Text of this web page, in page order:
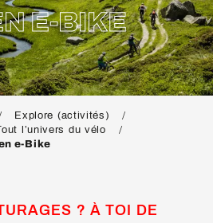
E-BIKE
Explore (activités)
l’univers du vélo
e-Bike
? À TOI DE